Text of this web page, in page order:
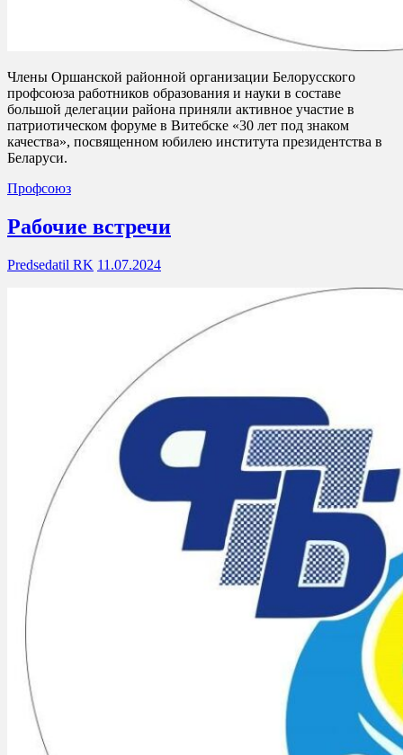
Члены Оршанской районной организации Белорусского
профсоюза работников образования и науки в составе
большой делегации района приняли активное участие в
патриотическом форуме в Витебске «30 лет под знаком
качества», посвященном юбилею института президентства в
Беларуси.
Профсоюз
Рабочие встречи
Predsedatil RK 11.07.2024